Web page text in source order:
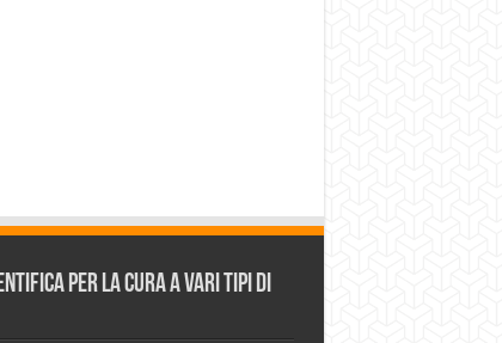
per la cura a vari tipi di